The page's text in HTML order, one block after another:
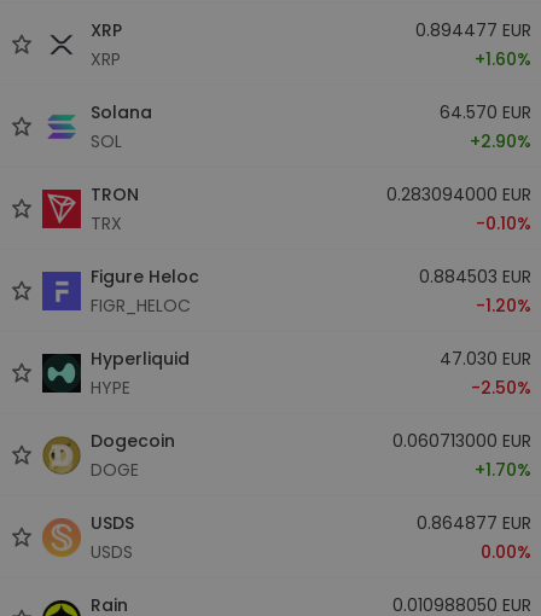
XRP
XRP
0.894477 EUR
+1.60%
Solana
SOL
64.570 EUR
+2.90%
TRON
TRX
0.283094000 EUR
-0.10%
Figure Heloc
FIGR_HELOC
0.884503 EUR
-1.20%
Hyperliquid
HYPE
47.030 EUR
-2.50%
Dogecoin
DOGE
0.060713000 EUR
+1.70%
USDS
USDS
0.864877 EUR
0.00%
Rain
0.010988050 EUR